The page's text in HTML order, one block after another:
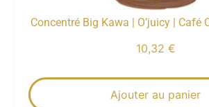
Concentré Big Kawa | O’juicy | Café
10,32 €
Ajouter au panier